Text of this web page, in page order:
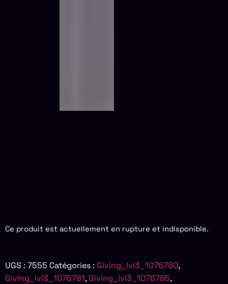
Ce produit est actuellement en rupture et indisponible.
UGS : 7555 Catégories : Giving_lvl3_1076780,
Giving_lvl3_1076781, Giving_lvl3_1076785,